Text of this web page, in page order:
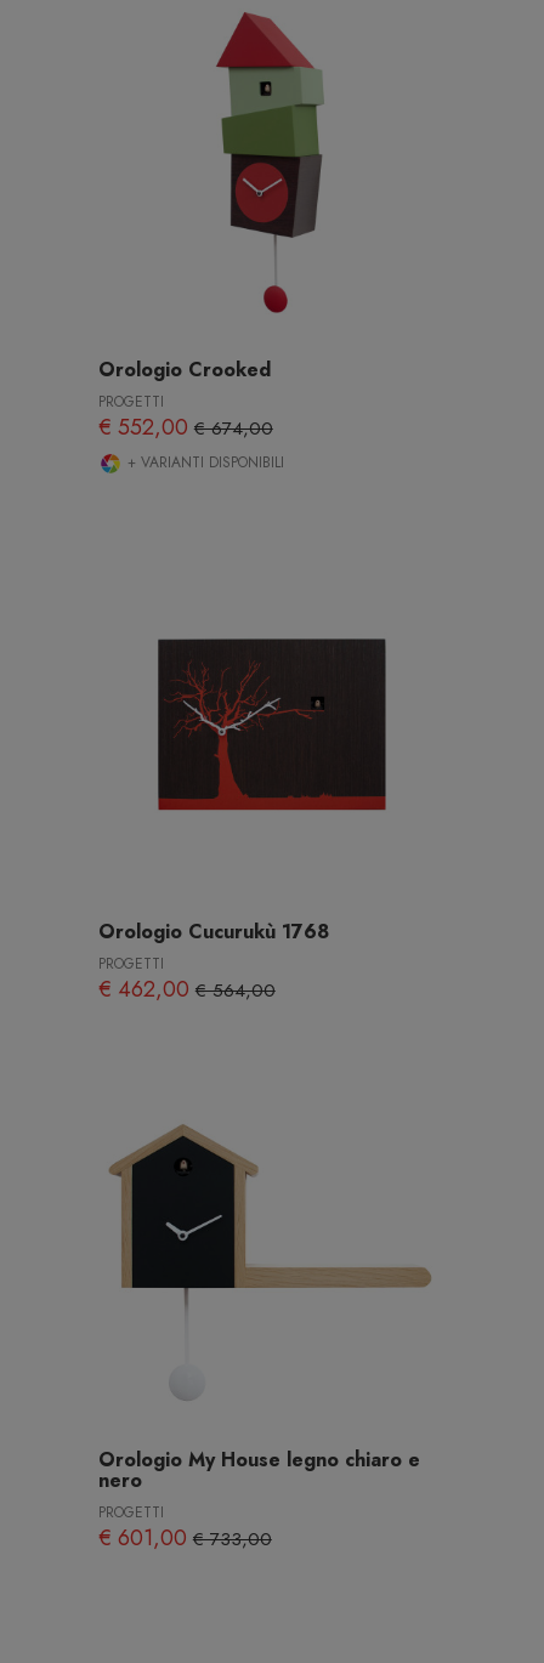
Orologio Crooked
PROGETTI
€ 552,00€ 674,00
+ VARIANTI DISPONIBILI
Orologio Cucurukù 1768
PROGETTI
€ 462,00€ 564,00
Orologio My House legno chiaro e
nero
PROGETTI
€ 601,00€ 733,00